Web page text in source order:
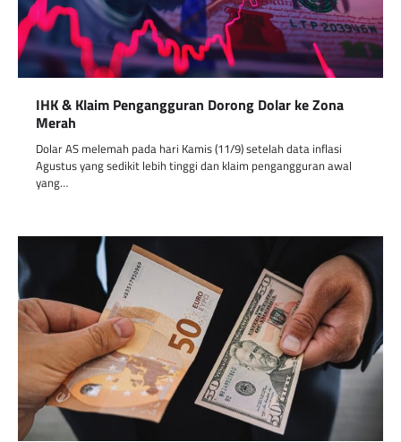
IHK & Klaim Pengangguran Dorong Dolar ke Zona
Merah
Dolar AS melemah pada hari Kamis (11/9) setelah data inflasi
Agustus yang sedikit lebih tinggi dan klaim pengangguran awal
yang…